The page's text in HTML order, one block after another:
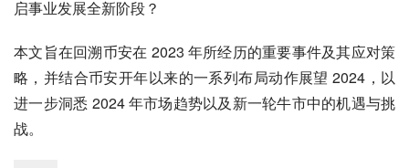
启事业发展全新阶段？
本文旨在回溯币安在 2023 年所经历的重要事件及其应对策
略，并结合币安开年以来的一系列布局动作展望 2024，以
进一步洞悉 2024 年市场趋势以及新一轮牛市中的机遇与挑
战。